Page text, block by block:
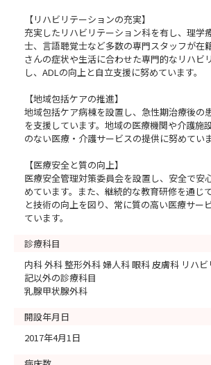
【リハビリテーションの充実】
充実したリハビリテーション科を有し、理学
士、言語聴覚士など多数の専門スタッフが在
さんの症状や生活に合わせた専門的なリハビ
し、ADLの向上と自立支援に努めています。
【地域包括ケアの推進】
地域包括ケア病棟を設置し、急性期治療後の
を支援しています。地域の医療機関や介護施
のない医療・介護サービスの提供に努めていま
【医療安全と質の向上】
医療安全管理対策委員会を設置し、安全で安
めています。また、継続的な教育研修を通じ
と技術の向上を図り、常に質の高い医療サー
ています。
診療科目
内科 外科 整形外科 婦人科 眼科 皮膚科 リハ
記以外の診療科目
乳腺甲状腺外科
開設年月日
2017年4月1日